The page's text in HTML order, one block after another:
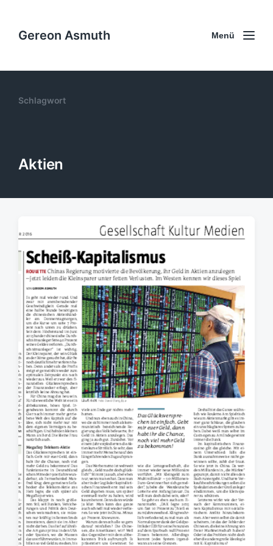
Gereon Asmuth Menü
Schlagwort
Aktien